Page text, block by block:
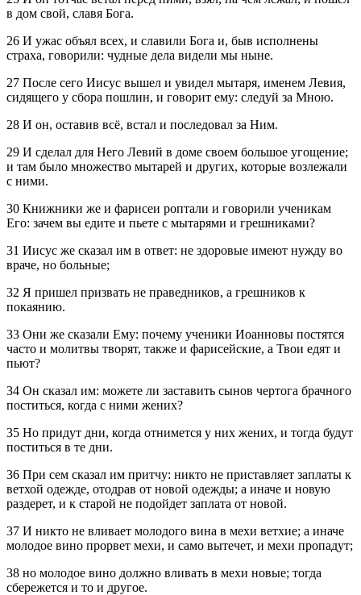
в дом свой, славя Бога.
26 И ужас объял всех, и славили Бога и, быв исполнены
страха, говорили: чудные дела видели мы ныне.
27 После сего Иисус вышел и увидел мытаря, именем Левия,
сидящего у сбора пошлин, и говорит ему: следуй за Мною.
28 И он, оставив всё, встал и последовал за Ним.
29 И сделал для Него Левий в доме своем большое угощение;
и там было множество мытарей и других, которые возлежали
с ними.
30 Книжники же и фарисеи роптали и говорили ученикам
Его: зачем вы едите и пьете с мытарями и грешниками?
31 Иисус же сказал им в ответ: не здоровые имеют нужду во
враче, но больные;
32 Я пришел призвать не праведников, а грешников к
покаянию.
33 Они же сказали Ему: почему ученики Иоанновы постятся
часто и молитвы творят, также и фарисейские, а Твои едят и
пьют?
34 Он сказал им: можете ли заставить сынов чертога брачного
поститься, когда с ними жених?
35 Но придут дни, когда отнимется у них жених, и тогда будут
поститься в те дни.
36 При сем сказал им притчу: никто не приставляет заплаты к
ветхой одежде, отодрав от новой одежды; а иначе и новую
раздерет, и к старой не подойдет заплата от новой.
37 И никто не вливает молодого вина в мехи ветхие; а иначе
молодое вино прорвет мехи, и само вытечет, и мехи пропадут;
38 но молодое вино должно вливать в мехи новые; тогда
сбережется и то и другое.